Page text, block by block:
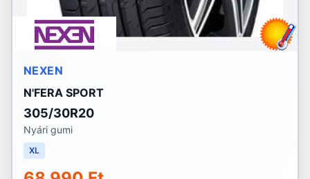
NEXEN
N'FERA SPORT
305/30R20
Nyári gumi
XL